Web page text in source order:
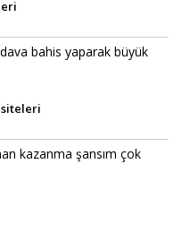
bahis yaparak büyük
siteleri
kazanma şansım çok